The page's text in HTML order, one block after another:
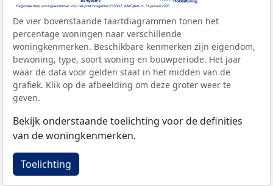
De vier bovenstaande taartdiagrammen tonen het
percentage woningen naar verschillende
woningkenmerken. Beschikbare kenmerken zijn eigendom,
bewoning, type, soort woning en bouwperiode. Het jaar
waar de data voor gelden staat in het midden van de
grafiek. Klik op de afbeelding om deze groter weer te
geven.
Bekijk onderstaande toelichting voor de definities
van de woningkenmerken.
Toelichting